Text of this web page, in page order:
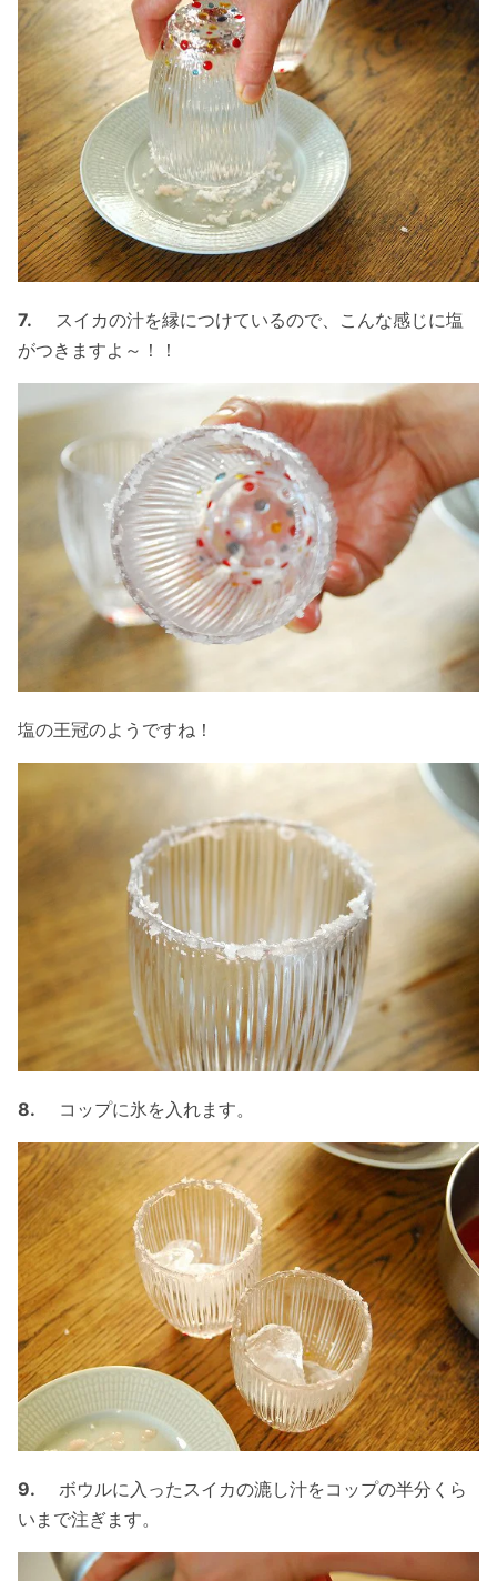
7. スイカの汁を縁につけているので、こんな感じに塩
がつきますよ～！！
塩の王冠のようですね！
8. コップに氷を入れます。
9. ボウルに入ったスイカの漉し汁をコップの半分くら
いまで注ぎます。